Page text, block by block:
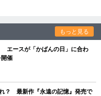
もっと見る
エースが「かばんの日」に合わ
催
？ 最新作『永遠の記憶』発売で